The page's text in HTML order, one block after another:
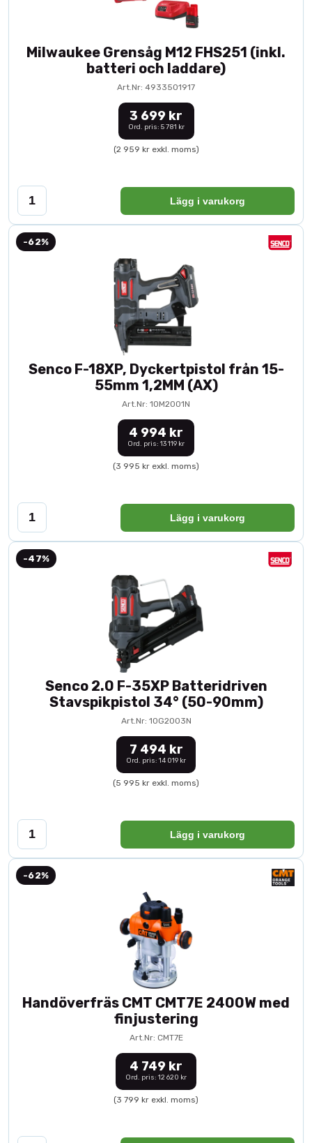
Milwaukee Grensåg M12 FHS251 (inkl.
batteri och laddare)
Art.Nr: 4933501917
3 699 kr
Ord. pris: 5 781 kr
(2 959 kr exkl. moms)
Lägg i varukorg
-62%
Senco F-18XP, Dyckertpistol från 15-
55mm 1,2MM (AX)
Art.Nr: 10M2001N
4 994 kr
Ord. pris: 13 119 kr
(3 995 kr exkl. moms)
Lägg i varukorg
-47%
Senco 2.0 F-35XP Batteridriven
Stavspikpistol 34° (50-90mm)
Art.Nr: 10G2003N
7 494 kr
Ord. pris: 14 019 kr
(5 995 kr exkl. moms)
Lägg i varukorg
-62%
Handöverfräs CMT CMT7E 2400W med
finjustering
Art.Nr: CMT7E
4 749 kr
Ord. pris: 12 620 kr
(3 799 kr exkl. moms)